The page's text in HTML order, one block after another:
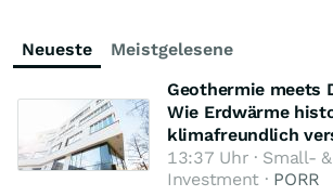
Neueste
Meistgelesene
Geothermie meets
Wie Erdwärme
klimafreundlich
13:37 Uhr · Small-
Investment · PORR